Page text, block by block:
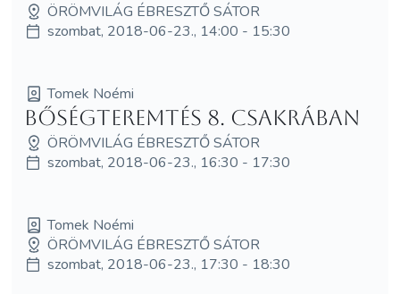
ÖRÖMVILÁG ÉBRESZTŐ SÁTOR
szombat, 2018-06-23., 14:00 - 15:30
Tomek Noémi
Bőségteremtés 8. csakrában
ÖRÖMVILÁG ÉBRESZTŐ SÁTOR
szombat, 2018-06-23., 16:30 - 17:30
Tomek Noémi
ÖRÖMVILÁG ÉBRESZTŐ SÁTOR
szombat, 2018-06-23., 17:30 - 18:30